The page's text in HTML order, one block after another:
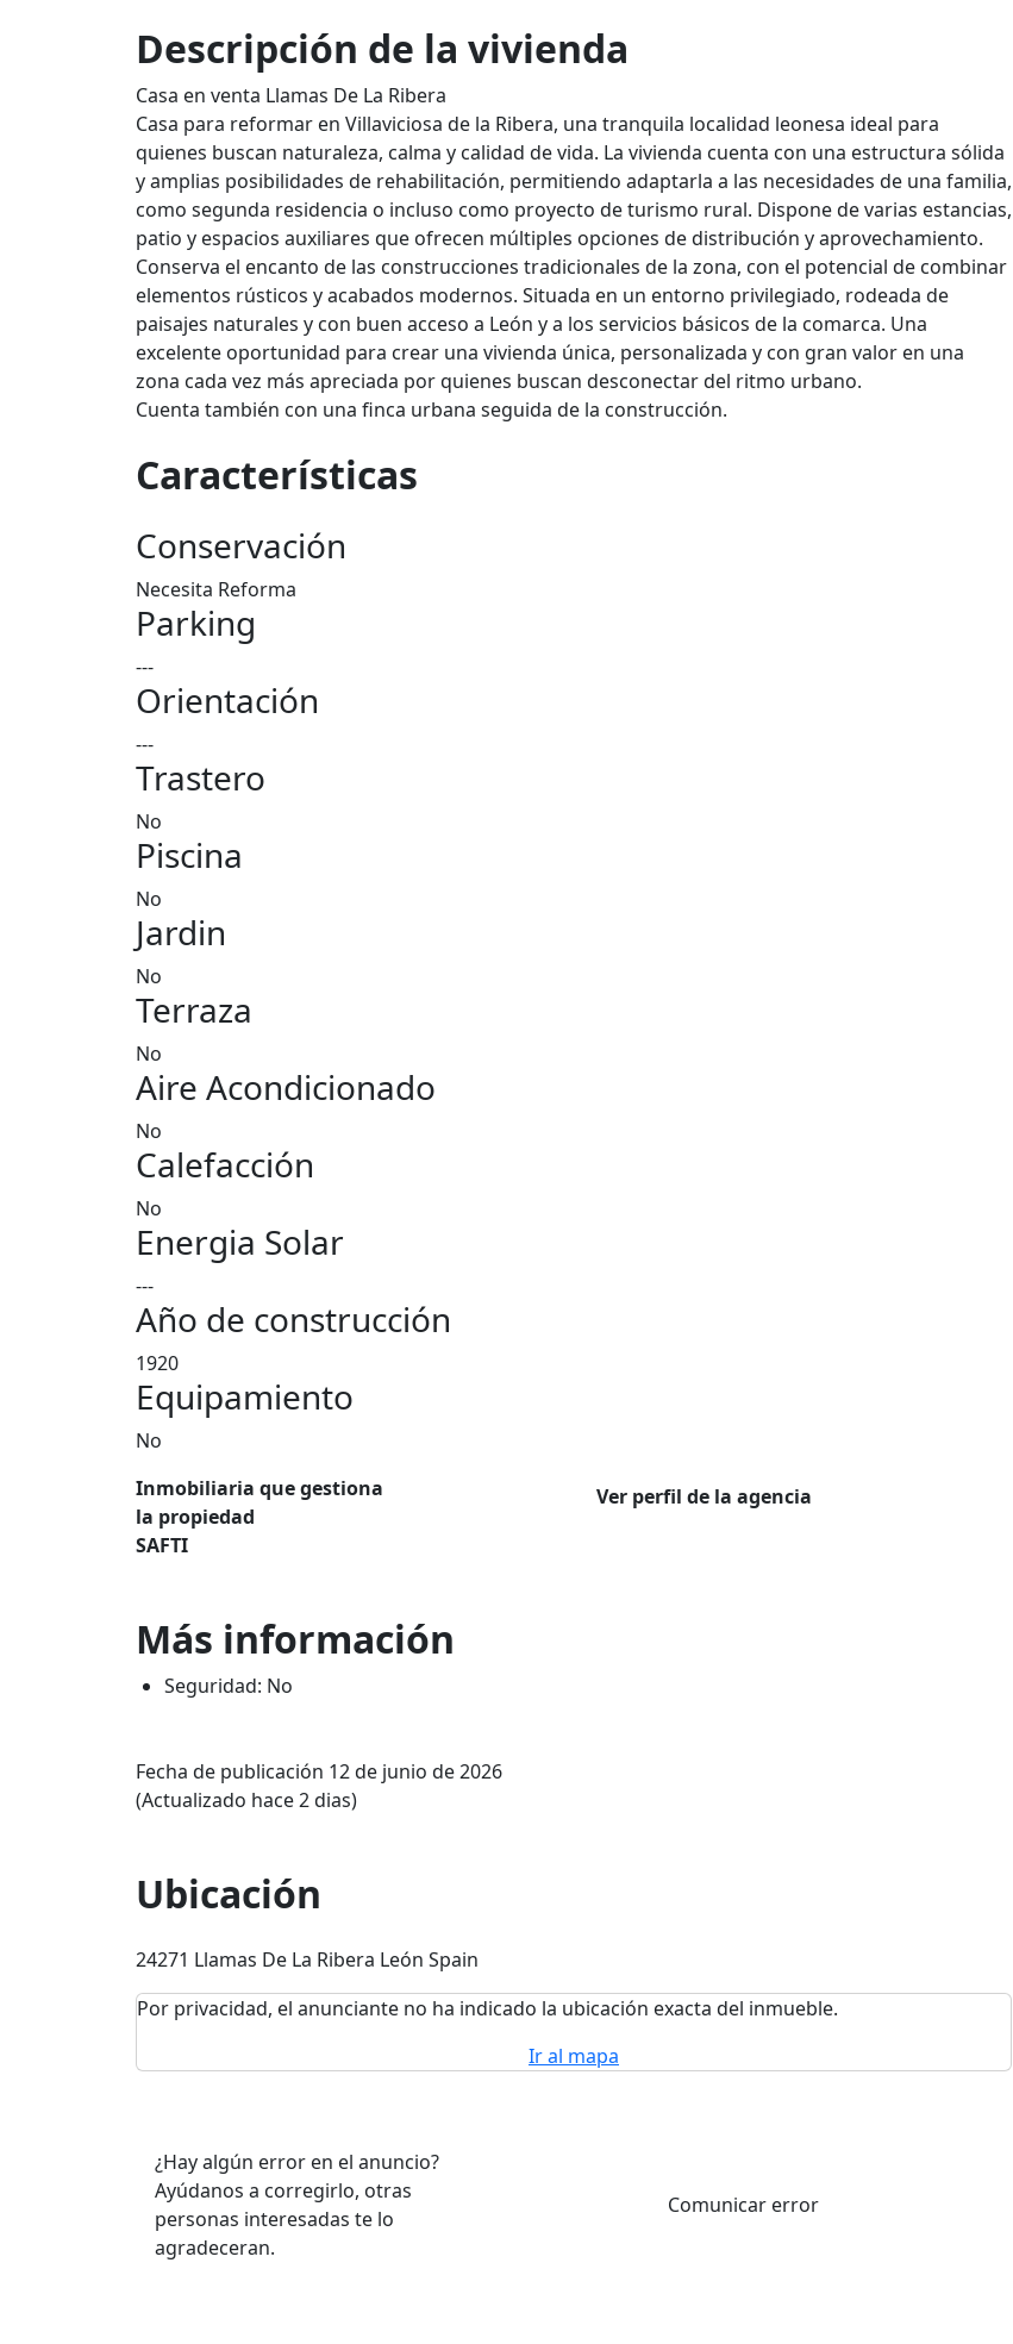
Descripción de la vivienda
Casa en venta Llamas De La Ribera
Casa para reformar en Villaviciosa de la Ribera, una tranquila localidad leonesa ideal para
quienes buscan naturaleza, calma y calidad de vida. La vivienda cuenta con una estructura sólida
y amplias posibilidades de rehabilitación, permitiendo adaptarla a las necesidades de una familia,
como segunda residencia o incluso como proyecto de turismo rural. Dispone de varias estancias,
patio y espacios auxiliares que ofrecen múltiples opciones de distribución y aprovechamiento.
Conserva el encanto de las construcciones tradicionales de la zona, con el potencial de combinar
elementos rústicos y acabados modernos. Situada en un entorno privilegiado, rodeada de
paisajes naturales y con buen acceso a León y a los servicios básicos de la comarca. Una
excelente oportunidad para crear una vivienda única, personalizada y con gran valor en una
zona cada vez más apreciada por quienes buscan desconectar del ritmo urbano.
Cuenta también con una finca urbana seguida de la construcción.
Características
Conservación
Necesita Reforma
Parking
---
Orientación
---
Trastero
No
Piscina
No
Jardin
No
Terraza
No
Aire Acondicionado
No
Calefacción
No
Energia Solar
---
Año de construcción
1920
Equipamiento
No
Inmobiliaria que gestiona
la propiedad
SAFTI
Ver perfil de la agencia
Más información
Seguridad: No
Fecha de publicación 12 de junio de 2026
(Actualizado hace 2 dias)
Ubicación
24271 Llamas De La Ribera León Spain
Por privacidad, el anunciante no ha indicado la ubicación exacta del inmueble.
Ir al mapa
¿Hay algún error en el anuncio?
Ayúdanos a corregirlo, otras
personas interesadas te lo
agradeceran.
Comunicar error